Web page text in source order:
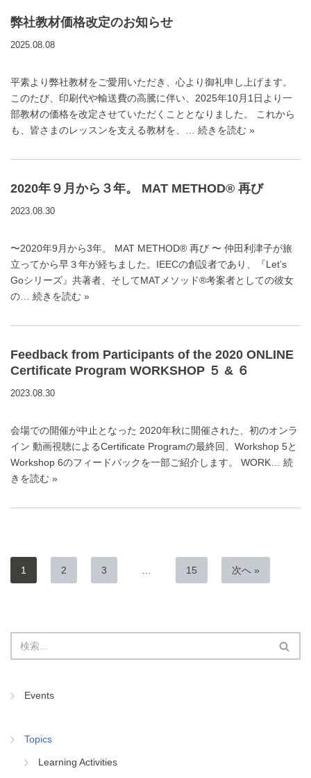
弊社教材価格改定のお知らせ
2025.08.08
平素より弊社教材をご愛用いただき、心より御礼申し上げます。
このたび、印刷代や輸送費の高騰に伴い、2025年10月1日より一
部教材の価格を改定させていただくこととなりました。 これから
も、皆さまのレッスンを支える教材を、… 続きを読む »
2020年９月から３年。 MAT METHOD® 再び
2023.08.30
〜2020年9月から3年。 MAT METHOD® 再び 〜 仲田利津子が旅
立ってから早３年が経ちました。IEECの創設者であり、『Let’s
Goシリーズ』共著者、そしてMATメソッド®考案者としての彼女
の… 続きを読む »
Feedback from Participants of the 2020 ONLINE
Certificate Program WORKSHOP ５ & ６
2023.08.30
会場での開催が中止となった 2020年秋に開催された、初のオンラ
イン 動画視聴によるCertificate Programの最終回、Workshop 5と
Workshop 6のフィードバックを一部ご紹介します。 WORK… 続
きを読む »
1 2 3 … 15 次へ »
Events
Topics
Learning Activities